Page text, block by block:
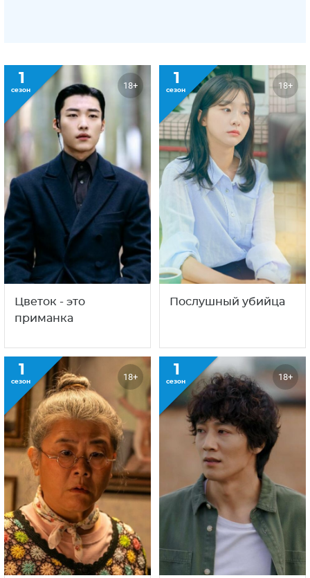
1
сезон 18+
Цветок - это
приманка
1
сезон 18+
Послушный убийца
1
сезон 18+ 1
сезон 18+